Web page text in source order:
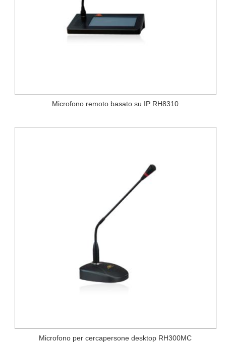
Microfono remoto basato su IP RH8310
Microfono per cercapersone desktop RH300MC